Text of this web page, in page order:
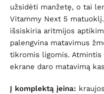
užsidėti manžetę, o tai
Vitammy Next 5
išsiskiria aritmijos
palengvina matavimus
tikromis ligomis.
ekrane daro matavimą
Į komplektą įeina: